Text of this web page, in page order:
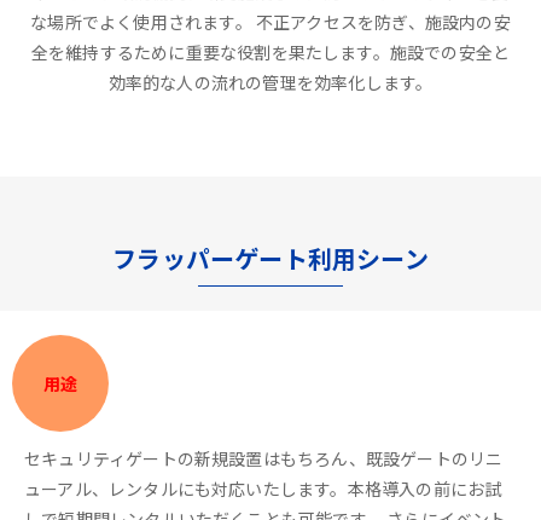
な場所でよく使用されます。 不正アクセスを防ぎ、施設内の安
全を維持するために重要な役割を果たします。施設での安全と
効率的な人の流れの管理を効率化します。
フラッパーゲート利用シーン
用途
セキュリティゲートの新規設置はもちろん、既設ゲートのリニ
ューアル、レンタルにも対応いたします。本格導入の前にお試